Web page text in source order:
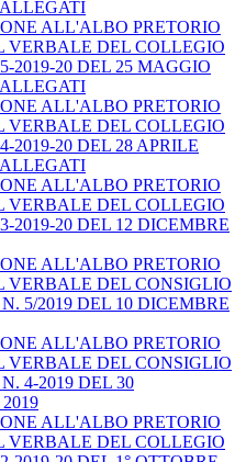
ALLEGATI
ALL'ALBO PRETORIO
VERBALE DEL COLLEGIO
2019-20 DEL 25 MAGGIO
ALLEGATI
ALL'ALBO PRETORIO
VERBALE DEL COLLEGIO
2019-20 DEL 28 APRILE
ALLEGATI
ALL'ALBO PRETORIO
VERBALE DEL COLLEGIO
2019-20 DEL 12 DICEMBRE
ALL'ALBO PRETORIO
VERBALE DEL CONSIGLIO
5/2019 DEL 10 DICEMBRE
ALL'ALBO PRETORIO
VERBALE DEL CONSIGLIO
4-2019 DEL 30
ALL'ALBO PRETORIO
VERBALE DEL COLLEGIO